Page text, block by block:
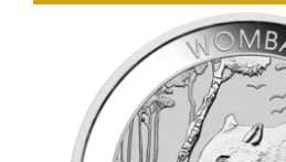
Neuheiten
Angebote